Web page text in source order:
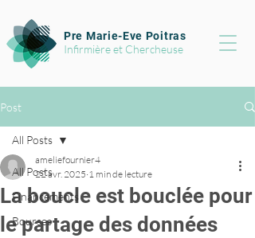
Pre Marie-Eve Poitras
Infirmière et Chercheuse
Post
All Posts
Financements
Bourses
All Posts
La boucle est bouclée pour
le partage des données
ameliefournier4
22 avr. 2025 1 min de lecture